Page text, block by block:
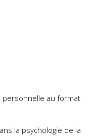
personnelle au format
la psychologie de la